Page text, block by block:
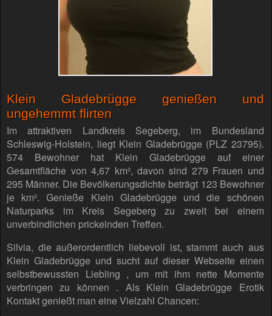
Klein Gladebrügge genießen und
ungehemmt flirten
Im attraktiven Landkreis Segeberg, im Bundesland
Schleswig-Holstein, liegt Klein Gladebrügge (PLZ 23795).
574 Bewohner hat Klein Gladebrügge auf einer
Gesamtfläche von 4,67 km², davon sind 279 Frauen und
295 Männer. Die Bevölkerungsdichte beträgt 123 Bewohner
je km². Genieße Klein Gladebrügge und die schönen
Naturparks im Kreis Segeberg zu zweit bei einem
unverbindlichen prickelnden Treffen.
Silvia, die außerordentlich liebevoll ist, stammt auch aus
Klein Gladebrügge und sucht auf dieser Webseite einen
selbstbewussten Liebling , um mit ihm nette Momente
verbringen zu können . Als Klein Gladebrügge Erotik
Kontakt genießt man eine Vielzahl Chancen: